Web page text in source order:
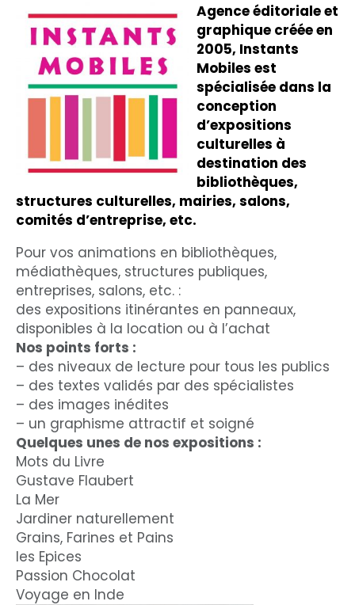
Agence éditoriale et
graphique créée en
2005, Instants
Mobiles est
spécialisée dans la
conception
d’expositions
culturelles à
destination des
bibliothèques,
structures culturelles, mairies, salons,
comités d’entreprise, etc.
Pour vos animations en bibliothèques,
médiathèques, structures publiques,
entreprises, salons, etc. :
des expositions itinérantes en panneaux,
disponibles à la location ou à l’achat
Nos points forts :
– des niveaux de lecture pour tous les publics
– des textes validés par des spécialistes
– des images inédites
– un graphisme attractif et soigné
Quelques unes de nos expositions :
Mots du Livre
Gustave Flaubert
La Mer
Jardiner naturellement
Grains, Farines et Pains
les Epices
Passion Chocolat
Voyage en Inde